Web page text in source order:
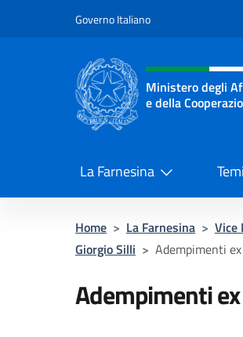
Governo Italiano
Intestazione sito,
Ministero degli
e della
La Farnesina Temi
Home > La Farnesina > Vice
Giorgio Silli > Adempimenti
Adempimenti